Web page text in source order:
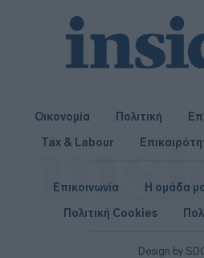
Οικονομία Πολιτική
Tax & Labour
Design by
Επικοινωνία Η ομάδα
Πολιτική Cookies